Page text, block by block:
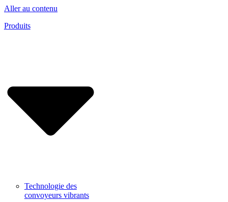
Aller au contenu
Produits
Technologie des
convoyeurs vibrants